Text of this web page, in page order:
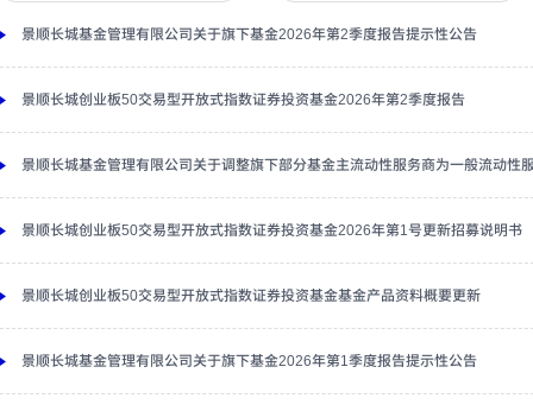
景顺长城基金管理有限公司关于旗下基金2026年第2季度报告提示性公告
景顺长城创业板50交易型开放式指数证券投资基金2026年第2季度报告
景顺长城基金管理有限公司关于调整旗下部分基金主流动性服务商为一般流动性
景顺长城创业板50交易型开放式指数证券投资基金2026年第1号更新招募说明书
景顺长城创业板50交易型开放式指数证券投资基金基金产品资料概要更新
景顺长城基金管理有限公司关于旗下基金2026年第1季度报告提示性公告